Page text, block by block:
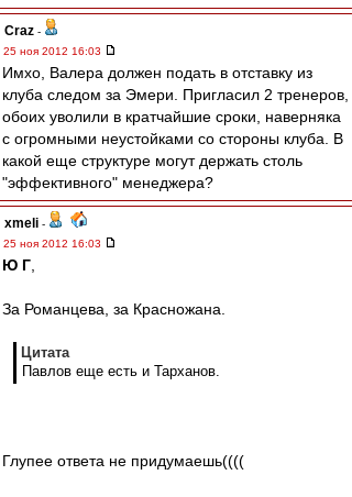
Craz -
25 ноя 2012 16:03
Имхо, Валера должен подать в отставку из
клуба следом за Эмери. Пригласил 2 тренеров,
обоих уволили в кратчайшие сроки, наверняка
с огромными неустойками со стороны клуба. В
какой еще структуре могут держать столь
"эффективного" менеджера?
xmeli -
25 ноя 2012 16:03
Ю Г
За Романцева, за Красножана.
Цитата
Павлов еще есть и Тарханов.
Глупее ответа не придумаешь((((